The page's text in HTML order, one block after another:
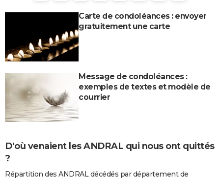
Carte de condoléances : envoyer
gratuitement une carte
Message de condoléances :
exemples de textes et modèle de
courrier
D'où venaient les ANDRAL qui nous ont quittés
?
Répartition des ANDRAL décédés par département de